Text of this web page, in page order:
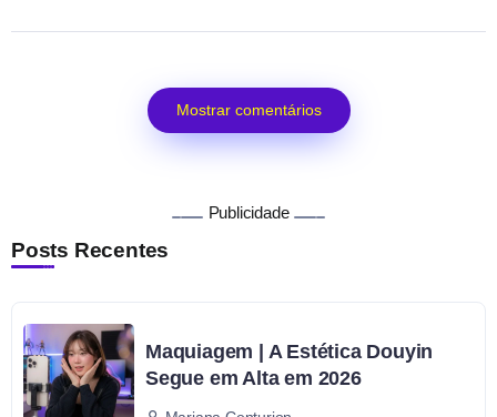
Mostrar comentários
Publicidade
Posts Recentes
Maquiagem | A Estética Douyin
Segue em Alta em 2026